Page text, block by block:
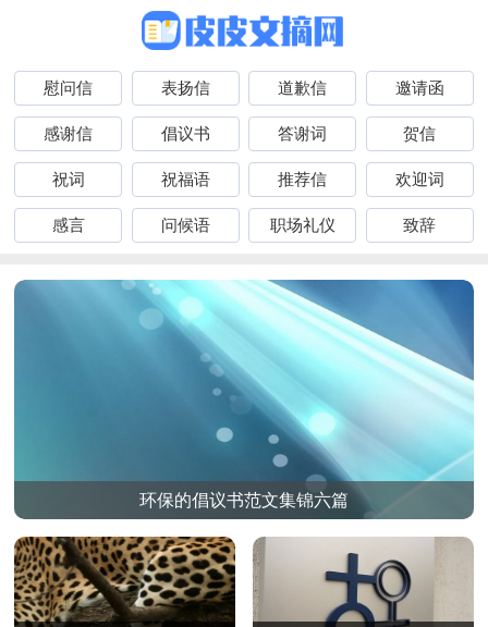
慰问信 表扬信 道歉信 邀请函
感谢信 倡议书 答谢词 贺信
祝词 祝福语 推荐信 欢迎词
感言 问候语 职场礼仪 致辞
环保的倡议书范文集锦六篇